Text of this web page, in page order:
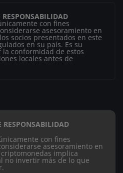
RESPONSABILIDAD
con fines
asesoramiento en
socios presentados en este
en su país. Es su
conformidad de estos
locales antes de
RESPONSABILIDAD
con fines
asesoramiento en
implica
no invertir más de lo que